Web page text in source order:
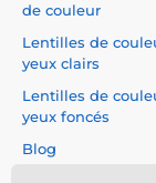
de couleur
Lentilles de
yeux clairs
Lentilles de
yeux foncés
Blog